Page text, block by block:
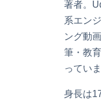
著者。
系エン
ング動
筆・教
っていま
身長は